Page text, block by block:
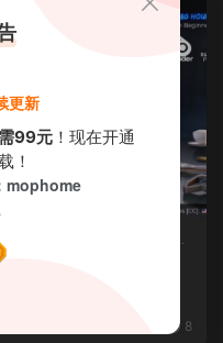
建模渲染>
版】终极武器大师班2｜AR-18
更新
99元 ！现在开通
！
mophome